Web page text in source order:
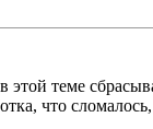
этой теме
что